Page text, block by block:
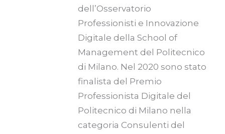
dell’Osservatorio
Professionisti e Innovazione
Digitale della School of
Management del Politecnico
di Milano. Nel 2020 sono stato
finalista del Premio
Professionista Digitale del
Politecnico di Milano nella
categoria Consulenti del